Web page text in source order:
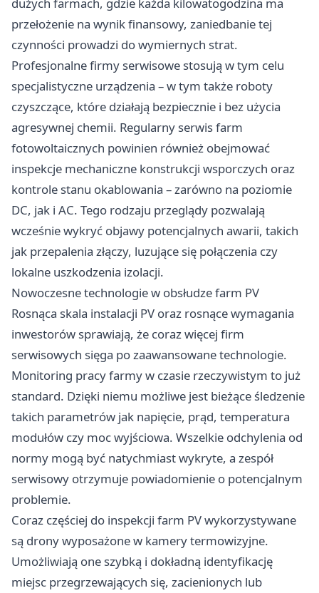
przełożenie na wynik finansowy, zaniedbanie tej
czynności prowadzi do wymiernych strat.
Profesjonalne firmy serwisowe stosują w tym celu
specjalistyczne urządzenia – w tym także roboty
czyszczące, które działają bezpiecznie i bez użycia
agresywnej chemii. Regularny serwis farm
fotowoltaicznych powinien również obejmować
inspekcje mechaniczne konstrukcji wsporczych oraz
kontrole stanu okablowania – zarówno na poziomie
DC, jak i AC. Tego rodzaju przeglądy pozwalają
wcześnie wykryć objawy potencjalnych awarii, takich
jak przepalenia złączy, luzujące się połączenia czy
lokalne uszkodzenia izolacji.
Nowoczesne technologie w obsłudze farm PV
Rosnąca skala instalacji PV oraz rosnące wymagania
inwestorów sprawiają, że coraz więcej firm
serwisowych sięga po zaawansowane technologie.
Monitoring pracy farmy w czasie rzeczywistym to już
standard. Dzięki niemu możliwe jest bieżące śledzenie
takich parametrów jak napięcie, prąd, temperatura
modułów czy moc wyjściowa. Wszelkie odchylenia od
normy mogą być natychmiast wykryte, a zespół
serwisowy otrzymuje powiadomienie o potencjalnym
problemie.
Coraz częściej do inspekcji farm PV wykorzystywane
są drony wyposażone w kamery termowizyjne.
Umożliwiają one szybką i dokładną identyfikację
miejsc przegrzewających się, zacienionych lub